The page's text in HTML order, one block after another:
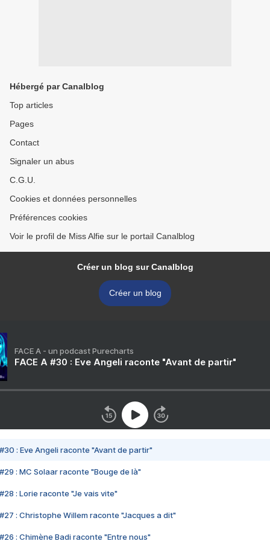
Hébergé par Canalblog
Top articles
Pages
Contact
Signaler un abus
C.G.U.
Cookies et données personnelles
Préférences cookies
Voir le profil de Miss Alfie sur le portail Canalblog
Créer un blog sur Canalblog
Créer un blog
FACE A - un podcast Purecharts
FACE A #30 : Eve Angeli raconte "Avant de partir"
#30 : Eve Angeli raconte "Avant de partir"
#29 : MC Solaar raconte "Bouge de là"
#28 : Lorie raconte "Je vais vite"
#27 : Christophe Willem raconte "Jacques a dit"
#26 : Chimène Badi raconte "Entre nous"